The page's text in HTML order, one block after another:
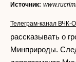
Источник:
Телеграм-канал ВЧК-
рассказывать о
Минприроды.